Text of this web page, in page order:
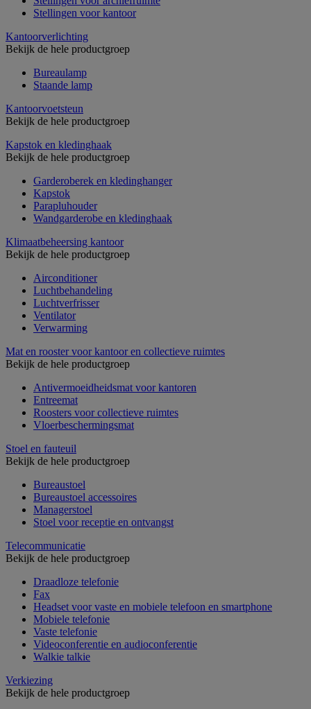
Stellingen voor kantoor
Kantoorverlichting
Bekijk de hele productgroep
Bureaulamp
Staande lamp
Kantoorvoetsteun
Bekijk de hele productgroep
Kapstok en kledinghaak
Bekijk de hele productgroep
Garderoberek en kledinghanger
Kapstok
Parapluhouder
Wandgarderobe en kledinghaak
Klimaatbeheersing kantoor
Bekijk de hele productgroep
Airconditioner
Luchtbehandeling
Luchtverfrisser
Ventilator
Verwarming
Mat en rooster voor kantoor en collectieve ruimtes
Bekijk de hele productgroep
Antivermoeidheidsmat voor kantoren
Entreemat
Roosters voor collectieve ruimtes
Vloerbeschermingsmat
Stoel en fauteuil
Bekijk de hele productgroep
Bureaustoel
Bureaustoel accessoires
Managerstoel
Stoel voor receptie en ontvangst
Telecommunicatie
Bekijk de hele productgroep
Draadloze telefonie
Fax
Headset voor vaste en mobiele telefoon en smartphone
Mobiele telefonie
Vaste telefonie
Videoconferentie en audioconferentie
Walkie talkie
Verkiezing
Bekijk de hele productgroep